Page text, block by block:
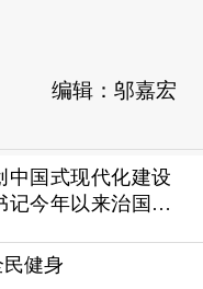
编辑：邬嘉宏